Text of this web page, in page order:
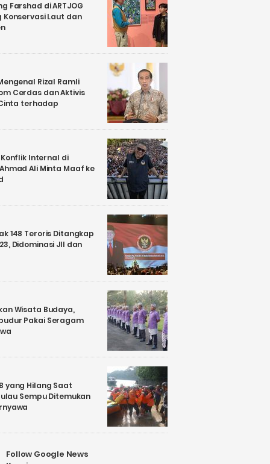
Farshad di ARTJOG
Konservasi Laut dan
Rizal Ramli
Cerdas dan Aktivis
terhadap
Internal di
Ali Minta Maaf ke
148 Teroris Ditangkap
Didominasi JII dan
Wisata Budaya,
Pakai Seragam
yang Hilang Saat
Sempu Ditemukan
Follow Google News